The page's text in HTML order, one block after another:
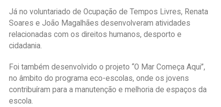
Já no voluntariado de Ocupação de Tempos Livres, Renata
Soares e João Magalhães desenvolveram atividades
relacionadas com os direitos humanos, desporto e
cidadania.
Foi também desenvolvido o projeto “O Mar Começa Aqui”,
no âmbito do programa eco-escolas, onde os jovens
contribuíram para a manutenção e melhoria de espaços da
escola.